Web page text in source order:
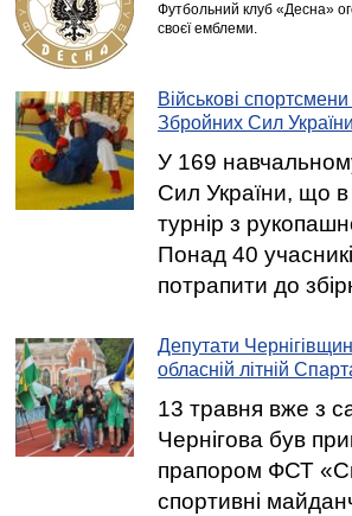
Футбольний клуб «Десна»
своєї емблеми.
Військові
Збройних Сил
У 169
Сил України, що в
турнір з
Понад 40
потрапити до
Депутати
обласній літній
13 травня вже з
Чернігова був
прапором ФСТ
спортивні